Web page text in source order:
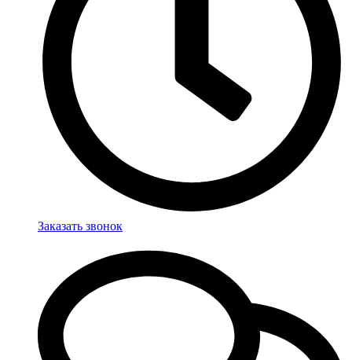
Заказать звонок